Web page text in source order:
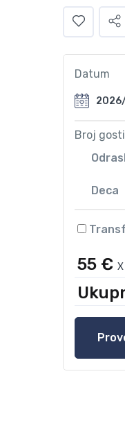
Datum
Broj
Deca
55 € X